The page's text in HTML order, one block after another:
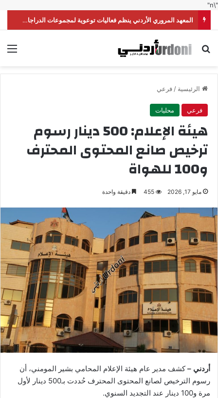
"\n"
المعهد المروري الأردني ينظم فعاليات توعوية لمجموعات الدراجات النارية
بحث عن
الرئيسية /فرعي
فرعي محليات
هيئة الإعلام: 500 دينار رسوم
ترخيص صانع المحتوى المحترف
و100 للهواة
مايو 17, 2026 455 دقيقة واحدة
أردني –كشف مدير عام هيئة الإعلام المحامي بشير المومني، أن
رسوم الترخيص لصانع المحتوى المحترف حُددت بـ500 دينار لأول
مرة و100 دينار عند التجديد السنوي.